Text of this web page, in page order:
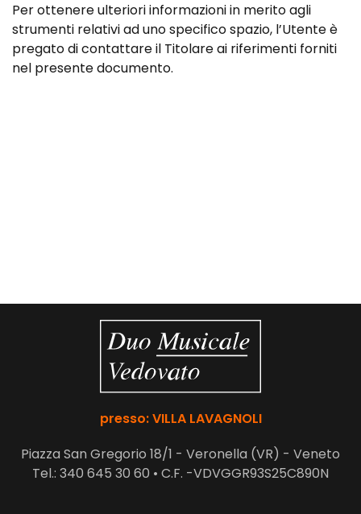
Per ottenere ulteriori informazioni in merito agli
strumenti relativi ad uno specifico spazio, l’Utente è
pregato di contattare il Titolare ai riferimenti forniti
nel presente documento.
presso: VILLA LAVAGNOLI
Piazza San Gregorio 18/1 - Veronella (VR) - Veneto
Tel.: 340 645 30 60 • C.F. -VDVGGR93S25C890N